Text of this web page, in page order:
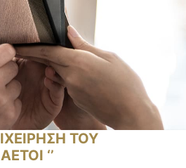
ΤΟΥ
‘’